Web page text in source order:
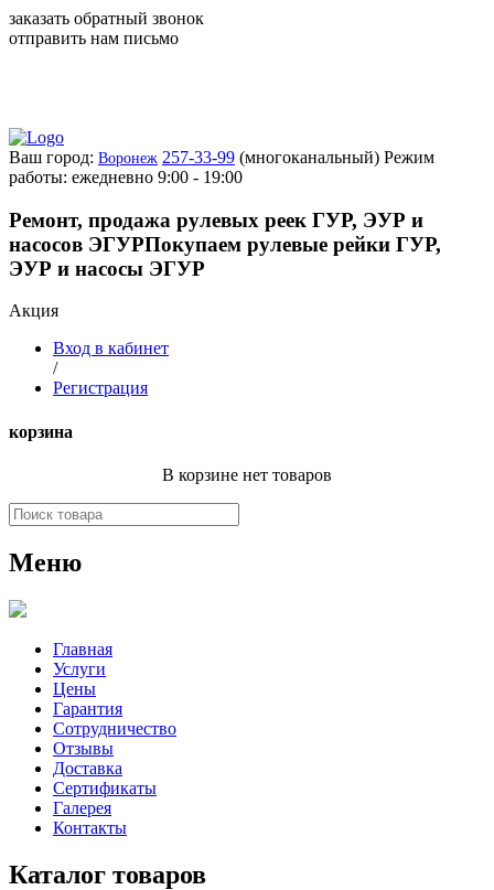
заказать обратный звонок
отправить нам письмо
Ваш город: Воронеж 257-33-99 (многоканальный) Режим
работы: ежедневно 9:00 - 19:00
Ремонт, продажа рулевых реек ГУР, ЭУР и
насосов ЭГУРПокупаем рулевые рейки ГУР,
ЭУР и насосы ЭГУР
Акция
Вход в кабинет
/
Регистрация
корзина
В корзине нет товаров
Меню
Главная
Услуги
Цены
Гарантия
Сотрудничество
Отзывы
Доставка
Сертификаты
Галерея
Контакты
Каталог товаров